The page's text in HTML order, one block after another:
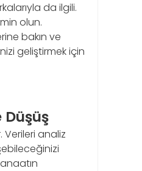
da ilgili.
olun.
bakın ve
geliştirmek için
Verileri analiz